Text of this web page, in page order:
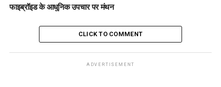
फाइब्रॉइड के आधुनिक उपचार पर मंथन
CLICK TO COMMENT
ADVERTISEMENT